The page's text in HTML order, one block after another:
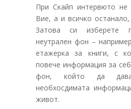
При Скайп интервюто
Вие, а и всичко
Затова си изберете
неутрален фон –
етажерка за книги, с
повече информация за
фон, който да
необхосдимата
живот.